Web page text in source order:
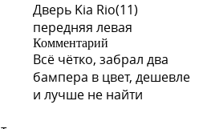
Дверь Kia Rio(11)
передняя левая
Комментарий
Всё чётко, забрал два
бампера в цвет, дешевле
и лучше не найти